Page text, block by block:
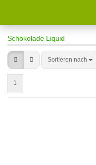
Schokolade Liquid
Sortieren nach
1